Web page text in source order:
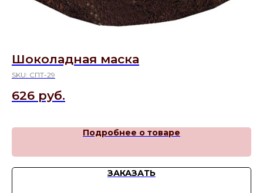
Шоколадная маска
SKU: СПТ-29
626 руб.
Подробнее о товаре
ЗАКАЗАТЬ